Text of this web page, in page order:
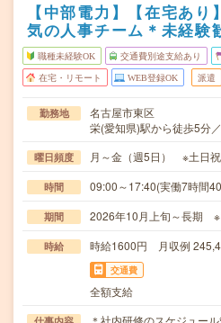
【中部電力】【在宅あ
気の人事チーム＊未経験
職種未経験OK 交通費別途支給あり
在宅・リモート WEB登録OK 派遣
勤務地
名古屋市東区
栄(愛知県)駅から徒歩5分
曜日頻度 月～金（週5日） ※土日
時間 09:00～17:40(実働7時間
期間 2026年10月上旬～長期
時給 時給1600円 月収例
交通費
全額支給
＊社内研修のスケジュー